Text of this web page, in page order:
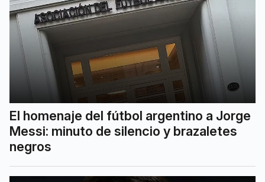
El homenaje del fútbol argentino a Jorge
Messi: minuto de silencio y brazaletes
negros